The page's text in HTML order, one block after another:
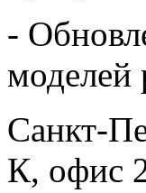
-
моделей
Санкт-
К, офис